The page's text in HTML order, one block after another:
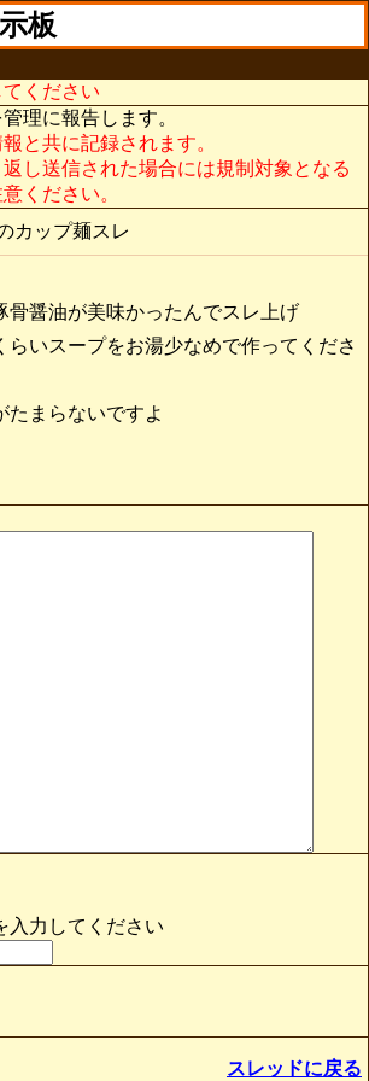
板
ください
理に報告します。
と共に記録されます。
し送信された場合には規制対象となる
ください。
カップ麺スレ
骨醤油が美味かったんでスレ上げ
らいスープをお湯少なめで作ってくださ
たまらないですよ
入力してください
スレッドに戻る